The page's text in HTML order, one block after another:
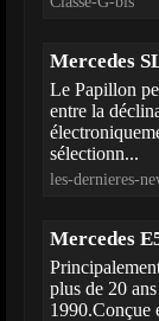
Mercedes
Le Papillon
entre la
sélectionn...
les-dernieres-
Mercedes
plus de 20
1990.Conçue